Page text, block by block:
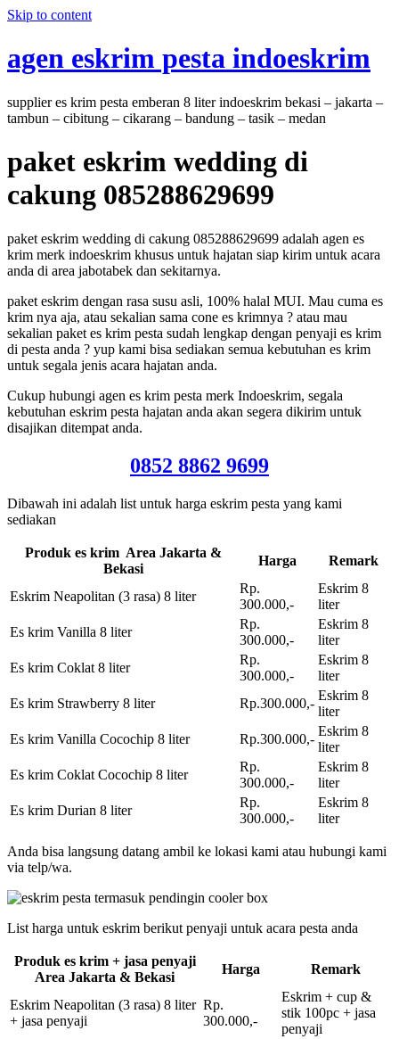
Skip to content
agen eskrim pesta indoeskrim
supplier es krim pesta emberan 8 liter indoeskrim bekasi – jakarta –
tambun – cibitung – cikarang – bandung – tasik – medan
paket eskrim wedding di
cakung 085288629699
paket eskrim wedding di cakung 085288629699 adalah agen es
krim merk indoeskrim khusus untuk hajatan siap kirim untuk acara
anda di area jabotabek dan sekitarnya.
paket eskrim dengan rasa susu asli, 100% halal MUI. Mau cuma es
krim nya aja, atau sekalian sama cone es krimnya ? atau mau
sekalian paket es krim pesta sudah lengkap dengan penyaji es krim
di pesta anda ? yup kami bisa sediakan semua kebutuhan es krim
untuk segala jenis acara hajatan anda.
Cukup hubungi agen es krim pesta merk Indoeskrim, segala
kebutuhan eskrim pesta hajatan anda akan segera dikirim untuk
disajikan ditempat anda.
0852 8862 9699
Dibawah ini adalah list untuk harga eskrim pesta yang kami
sediakan
Produk es krim Area Jakarta &
Bekasi
Harga Remark
Eskrim Neapolitan (3 rasa) 8 liter
Rp.
300.000,-
Eskrim 8
liter
Es krim Vanilla 8 liter
Rp.
300.000,-
Eskrim 8
liter
Es krim Coklat 8 liter
Rp.
300.000,-
Eskrim 8
liter
Es krim Strawberry 8 liter
Rp.300.000,-
Eskrim 8
liter
Es krim Vanilla Cocochip 8 liter
Rp.300.000,-
Eskrim 8
liter
Es krim Coklat Cocochip 8 liter
Rp.
300.000,-
Eskrim 8
liter
Es krim Durian 8 liter
Rp.
300.000,-
Eskrim 8
liter
Anda bisa langsung datang ambil ke lokasi kami atau hubungi kami
via telp/wa.
List harga untuk eskrim berikut penyaji untuk acara pesta anda
Produk es krim + jasa penyaji
Area Jakarta & Bekasi
Harga Remark
Eskrim Neapolitan (3 rasa) 8 liter
+ jasa penyaji
Rp.
300.000,-
Eskrim + cup &
stik 100pc + jasa
penyaji